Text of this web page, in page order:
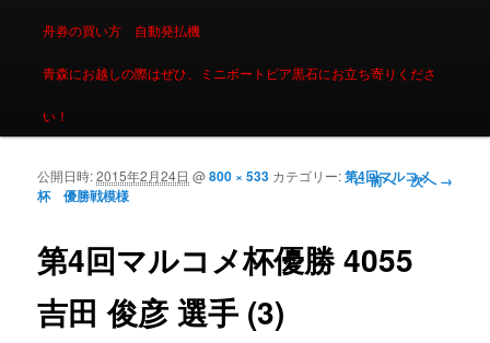
舟券の買い方 自動発払機
青森にお越しの際はぜひ、ミニボートピア黒石にお立ち寄りくださ
い！
画像ナビゲーシ
← 前へ 次へ →
第4回マルコメ杯優勝 4055
吉田 俊彦 選手 (3)
公開日時:2015年2月24日 @800 × 533 カテゴリー:第4回マルコメ
杯 優勝戦模様